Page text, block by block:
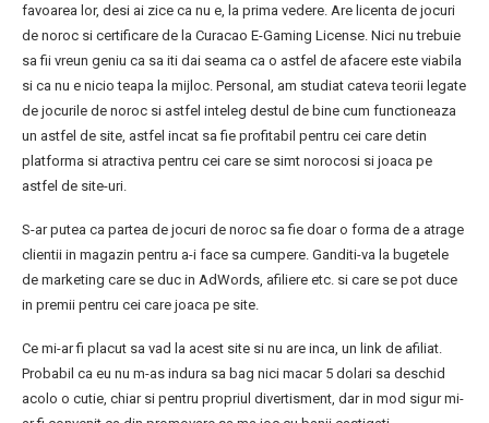
favoarea lor, desi ai zice ca nu e, la prima vedere. Are licenta de jocuri
de noroc si certificare de la Curacao E-Gaming License. Nici nu trebuie
sa fii vreun geniu ca sa iti dai seama ca o astfel de afacere este viabila
si ca nu e nicio teapa la mijloc. Personal, am studiat cateva teorii legate
de jocurile de noroc si astfel inteleg destul de bine cum functioneaza
un astfel de site, astfel incat sa fie profitabil pentru cei care detin
platforma si atractiva pentru cei care se simt norocosi si joaca pe
astfel de site-uri.
S-ar putea ca partea de jocuri de noroc sa fie doar o forma de a atrage
clientii in magazin pentru a-i face sa cumpere. Ganditi-va la bugetele
de marketing care se duc in AdWords, afiliere etc. si care se pot duce
in premii pentru cei care joaca pe site.
Ce mi-ar fi placut sa vad la acest site si nu are inca, un link de afiliat.
Probabil ca eu nu m-as indura sa bag nici macar 5 dolari sa deschid
acolo o cutie, chiar si pentru propriul divertisment, dar in mod sigur mi-